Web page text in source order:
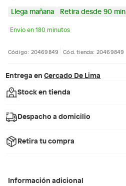
Llega mañana Retira desde 90 min
Envío en 180 minutos
Código: 20469849 Cód. tienda: 20469849
Entrega en Cercado De Lima
Stock en tienda
Despacho a domicilio
Retira tu compra
Información adicional